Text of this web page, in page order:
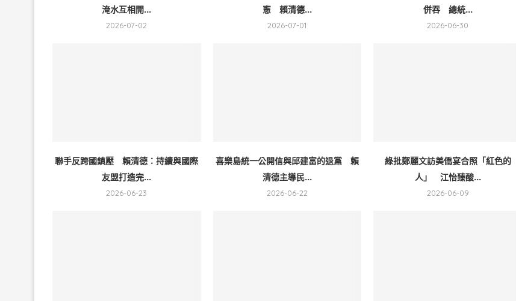
淹水互相開...
2026-07-02
憲 賴清德...
2026-07-01
併吞 總統...
2026-06-30
聯手反跨國鎮壓 賴清德：持續與國際
友盟打造完...
2026-06-23
喜樂島統一公開信與邱建富的退黨 賴
清德主導民...
2026-06-22
綠批鄭麗文訪美僑宴合照「紅色的
人」 江怡臻酸...
2026-06-09